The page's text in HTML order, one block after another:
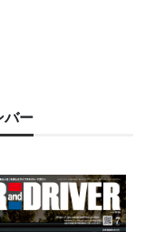
バー